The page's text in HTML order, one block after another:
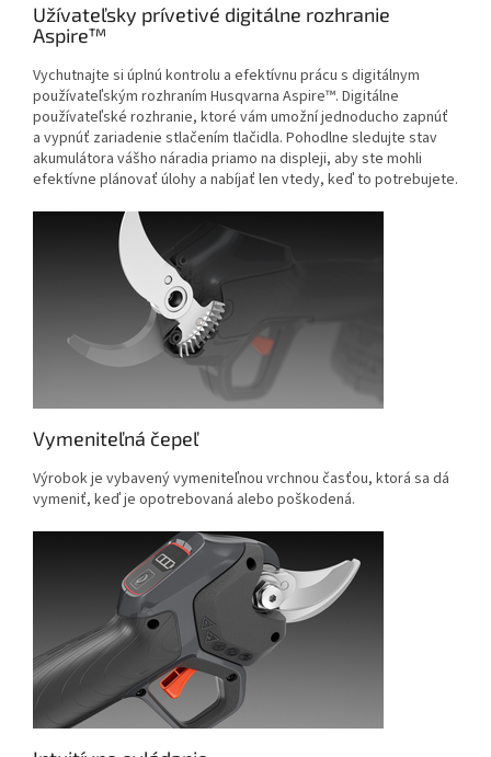
Užívateľsky prívetivé digitálne rozhranie
Aspire™
Vychutnajte si úplnú kontrolu a efektívnu prácu s digitálnym
používateľským rozhraním Husqvarna Aspire™. Digitálne
používateľské rozhranie, ktoré vám umožní jednoducho zapnúť
a vypnúť zariadenie stlačením tlačidla. Pohodlne sledujte stav
akumulátora vášho náradia priamo na displeji, aby ste mohli
efektívne plánovať úlohy a nabíjať len vtedy, keď to potrebujete.
Vymeniteľná čepeľ
Výrobok je vybavený vymeniteľnou vrchnou časťou, ktorá sa dá
vymeniť, keď je opotrebovaná alebo poškodená.